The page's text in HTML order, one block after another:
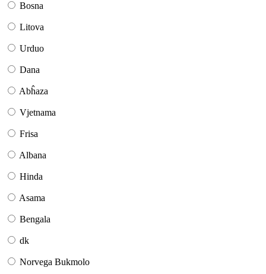
Bosna
Litova
Urduo
Dana
Abĥaza
Vjetnama
Frisa
Albana
Hinda
Asama
Bengala
dk
Norvega Bukmolo